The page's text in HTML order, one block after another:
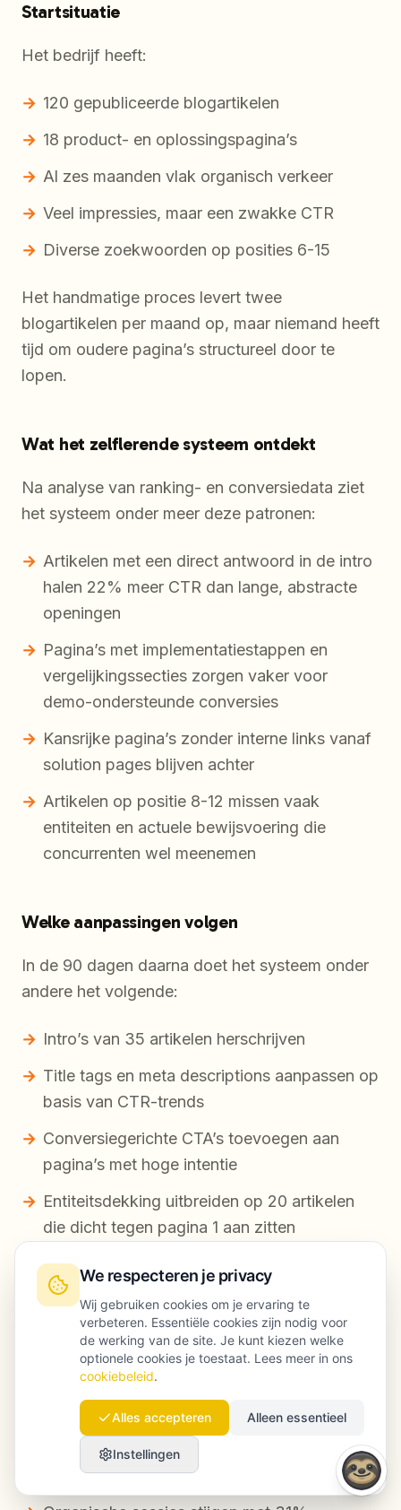
Startsituatie
Het bedrijf heeft:
120 gepubliceerde blogartikelen
18 product- en oplossingspagina’s
Al zes maanden vlak organisch verkeer
Veel impressies, maar een zwakke CTR
Diverse zoekwoorden op posities 6-15
Het handmatige proces levert twee
blogartikelen per maand op, maar niemand heeft
tijd om oudere pagina’s structureel door te
lopen.
Wat het zelflerende systeem ontdekt
Na analyse van ranking- en conversiedata ziet
het systeem onder meer deze patronen:
Artikelen met een direct antwoord in de intro
halen 22% meer CTR dan lange, abstracte
openingen
Pagina’s met implementatiestappen en
vergelijkingssecties zorgen vaker voor
demo-ondersteunde conversies
Kansrijke pagina’s zonder interne links vanaf
solution pages blijven achter
Artikelen op positie 8-12 missen vaak
entiteiten en actuele bewijsvoering die
concurrenten wel meenemen
Welke aanpassingen volgen
In de 90 dagen daarna doet het systeem onder
andere het volgende:
Intro’s van 35 artikelen herschrijven
Title tags en meta descriptions aanpassen op
basis van CTR-trends
Conversiegerichte CTA’s toevoegen aan
pagina’s met hoge intentie
Entiteitsdekking uitbreiden op 20 artikelen
die dicht tegen pagina 1 aan zitten
Interne links verbeteren vanuit commerciële
pagina’s naar ondersteunende content
12 nieuwe artikelen publiceren volgens de
best converterende structuur
Een geloofwaardig resultaat na één kwartaal:
We respecteren je privacy
Wij gebruiken cookies om je ervaring te
verbeteren. Essentiële cookies zijn nodig voor
de werking van de site. Je kunt kiezen welke
optionele cookies je toestaat. Lees meer in ons
cookiebeleid.
Alles accepteren Alleen essentieel
Instellingen